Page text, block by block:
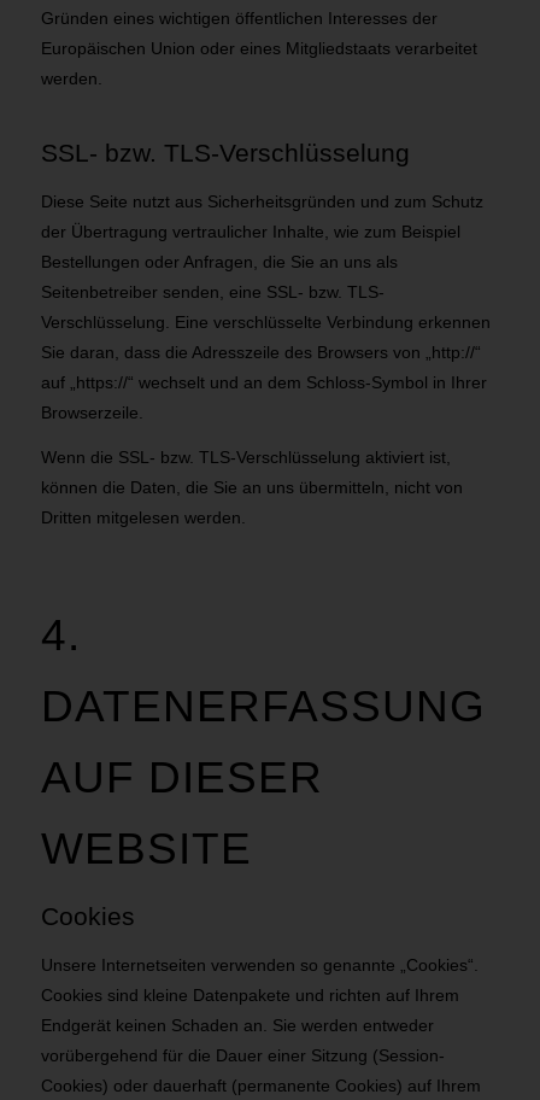
Gründen eines wichtigen öffentlichen Interesses der
Europäischen Union oder eines Mitgliedstaats verarbeitet
werden.
SSL- bzw. TLS-Verschlüsselung
Diese Seite nutzt aus Sicherheitsgründen und zum Schutz
der Übertragung vertraulicher Inhalte, wie zum Beispiel
Bestellungen oder Anfragen, die Sie an uns als
Seitenbetreiber senden, eine SSL- bzw. TLS-
Verschlüsselung. Eine verschlüsselte Verbindung erkennen
Sie daran, dass die Adresszeile des Browsers von „http://“
auf „https://“ wechselt und an dem Schloss-Symbol in Ihrer
Browserzeile.
Wenn die SSL- bzw. TLS-Verschlüsselung aktiviert ist,
können die Daten, die Sie an uns übermitteln, nicht von
Dritten mitgelesen werden.
4.
DATENERFASSUNG
AUF DIESER
WEBSITE
Cookies
Unsere Internetseiten verwenden so genannte „Cookies“.
Cookies sind kleine Datenpakete und richten auf Ihrem
Endgerät keinen Schaden an. Sie werden entweder
vorübergehend für die Dauer einer Sitzung (Session-
Cookies) oder dauerhaft (permanente Cookies) auf Ihrem